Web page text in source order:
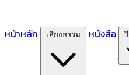
หน้าหลัก หนังสือ